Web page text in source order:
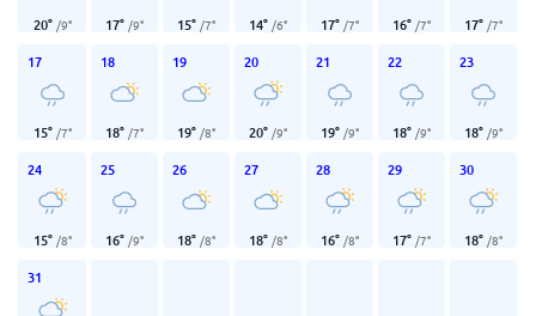
20° /9° 17° /9° 15° /7° 14° /6° 17° /7° 16° /7° 17° /7°
17
15° /7°
18
18° /7°
19
19° /8°
20
20° /9°
21
19° /9°
22
18° /9°
23
18° /9°
24
15° /8°
25
16° /9°
26
18° /8°
27
18° /8°
28
16° /8°
29
17° /7°
30
18° /8°
31